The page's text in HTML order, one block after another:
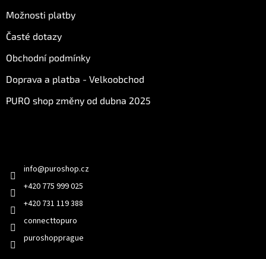
Možnosti platby
Časté dotazy
Obchodní podmínky
Doprava a platba - Velkoobchod
PURO shop změny od dubna 2025
info@puroshop.cz
+420 775 999 025
+420 731 119 388
connecttopuro
puroshopprague